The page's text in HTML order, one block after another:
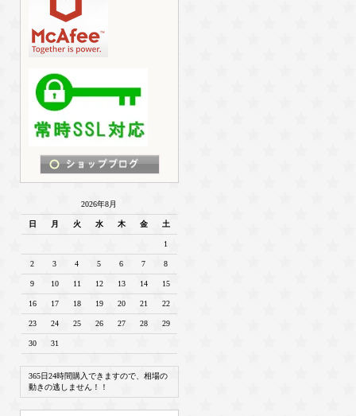
2026年8月
日 月 火 水 木 金 土
1
2 3 4 5 6 7 8
9 10 11 12 13 14 15
16 17 18 19 20 21 22
23 24 25 26 27 28 29
30 31
365日24時間購入できますので、相場の
動きの逃しません！！